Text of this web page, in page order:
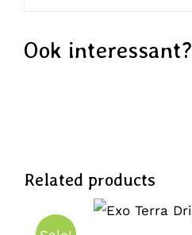
Ook interessant?
Related products
DIT
/